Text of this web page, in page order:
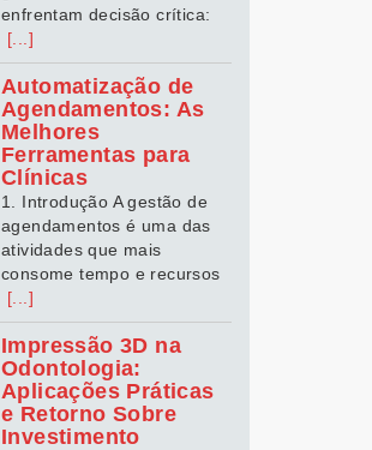
enfrentam decisão crítica:
[...]
Automatização de
Agendamentos: As
Melhores
Ferramentas para
Clínicas
1. Introdução A gestão de
agendamentos é uma das
atividades que mais
consome tempo e recursos
[...]
Impressão 3D na
Odontologia:
Aplicações Práticas
e Retorno Sobre
Investimento